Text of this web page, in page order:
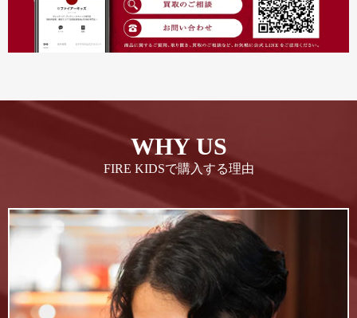
WHY US
FIRE KIDSで購入する理由